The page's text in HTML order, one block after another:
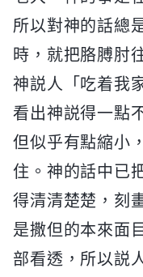
所以對神的話總
時，就把胳膊肘
神説人「吃着我
看出神説得一點
但似乎有點縮小
住。神的話中已
得清清楚楚，刻
是撒但的本來面
部看透，所以説